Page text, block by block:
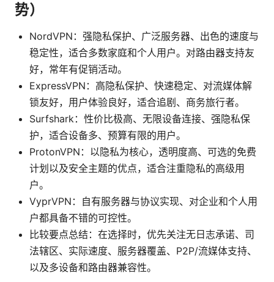
势）
NordVPN：强隐私保护、广泛服务器、出色的速度与
稳定性，适合多数家庭和个人用户。对路由器支持友
好，常年有促销活动。
ExpressVPN：高隐私保护、快速稳定、对流媒体解
锁友好，用户体验良好，适合追剧、商务旅行者。
Surfshark：性价比极高、无限设备连接、强隐私保
护，适合设备多、预算有限的用户。
ProtonVPN：以隐私为核心，透明度高、可选的免费
计划以及安全主题的优点，适合注重隐私的高级用
户。
VyprVPN：自有服务器与协议实现、对企业和个人用
户都具备不错的可控性。
比较要点总结：在选择时，优先关注无日志承诺、司
法辖区、实际速度、服务器覆盖、P2P/流媒体支持、
以及多设备和路由器兼容性。